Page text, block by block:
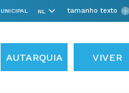
tamanho texto
AUTARQUIA VIVER